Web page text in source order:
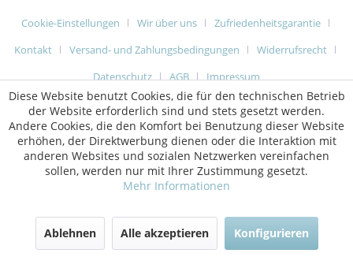
Cookie-Einstellungen Wir über uns
Zufriedenheitsgarantie
Kontakt
Versand- und Zahlungsbedingungen
Widerrufsrecht
Datenschutz
AGB Impressum
Diese Website benutzt Cookies, die für den technischen Betrieb
der Website erforderlich sind und stets gesetzt werden.
Andere Cookies, die den Komfort bei Benutzung dieser Website
erhöhen, der Direktwerbung dienen oder die Interaktion mit
anderen Websites und sozialen Netzwerken vereinfachen
sollen, werden nur mit Ihrer Zustimmung gesetzt.
Mehr Informationen
Ablehnen Alle akzeptieren Konfigurieren